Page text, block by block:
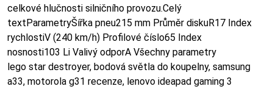
celkové hlučnosti silničního provozu.Celý
textParametryŠířka pneu215 mm Průměr diskuR17 Index
rychlostiV (240 km/h) Profilové číslo65 Index
nosnosti103 Li Valivý odporA Všechny parametry
lego star destroyer, bodová světla do koupelny, samsung
a33, motorola g31 recenze, lenovo ideapad gaming 3